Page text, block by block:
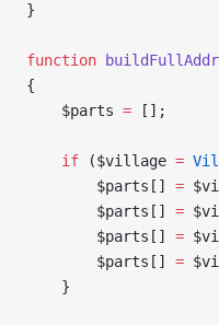
}
function
{
    $parts
= [];
    if
($village =
        $parts[]
=
        $parts[]
=
        $parts[]
=
        $parts[]
=
    }